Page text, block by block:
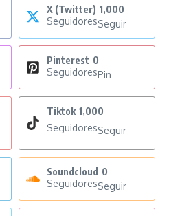
X (Twitter) 1,000
SeguidoresSeguir
Pinterest 0
SeguidoresPin
Tiktok 1,000
SeguidoresSeguir
Soundcloud 0
SeguidoresSeguir